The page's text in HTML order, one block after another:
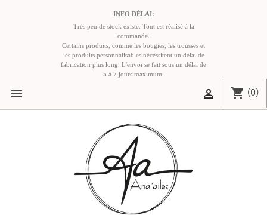
INFO DÉLAI:
Très peu de stock existe. Tout est réalisé à la
commande.
Certains produits, comme les bougies, les trousses et
les produits personnalisables nécéssitent un délai de
fabrication plus long. L'envoi se fait sous un délai de
5 à 7 jours maximum.
 shopping_cart (0)
